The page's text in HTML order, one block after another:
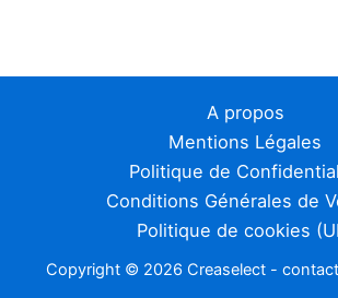
A propos
Mentions Légales
Politique de
Conditions Générales de
Politique de cookies
Copyright © 2026 Creaselect -